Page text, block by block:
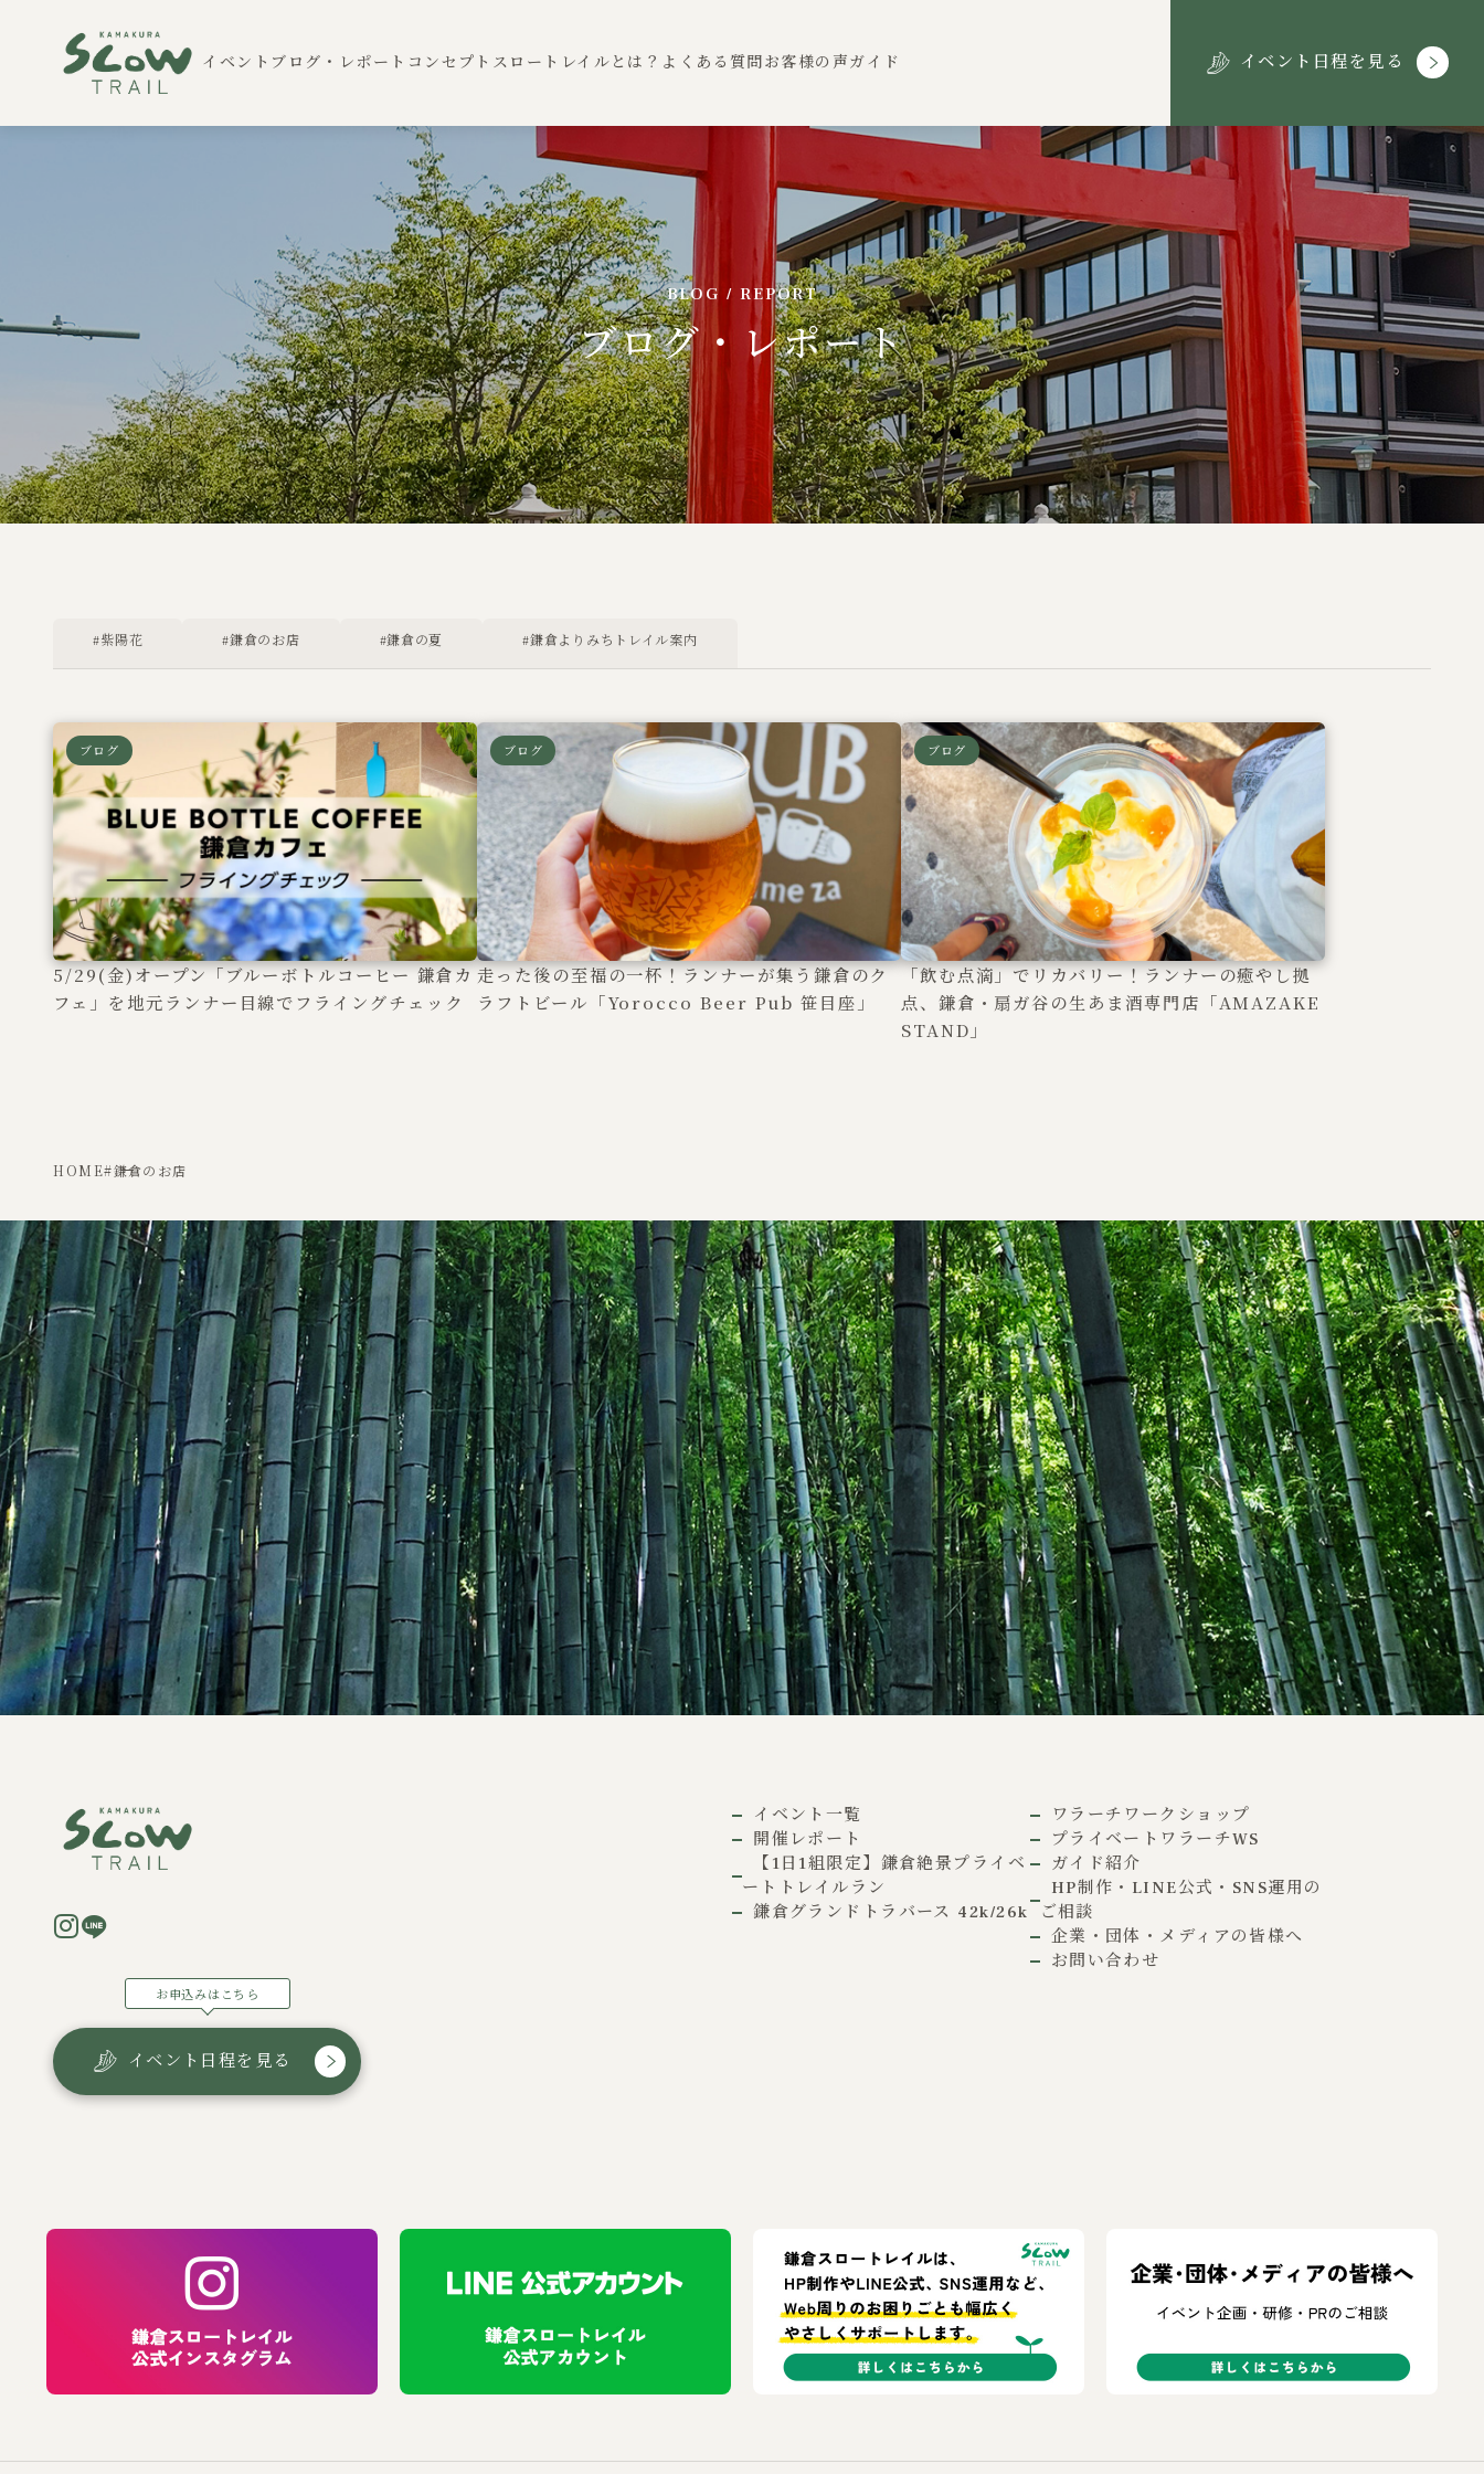
イベント ブログ・レポート コンセプト スロートレイルとは？ よくある質問お客様の声ガイド イベント日程を見る
BLOG / REPORT
ブログ・レポート
#紫陽花 #鎌倉のお店 #鎌倉の夏 #鎌倉よりみちトレイル案内
ブログ
5/29(金)オープン「ブルーボトルコーヒー 鎌倉カ
フェ」を地元ランナー目線でフライングチェック
ブログ
走った後の至福の一杯！ランナーが集う鎌倉のク
ラフトビール「Yorocco Beer Pub 笹目座」
ブログ
「飲む点滴」でリカバリー！ランナーの癒やし拠
点、鎌倉・扇ガ谷の生あま酒専門店「AMAZAKE
STAND」
HOME#鎌倉のお店
お申込みはこちら
イベント日程を見る
イベント一覧
開催レポート
【1日1組限定】鎌倉絶景プライベ
ートトレイルラン
鎌倉グランドトラバース 42k/26k
ワラーチワークショップ
プライベートワラーチWS
ガイド紹介
HP制作・LINE公式・SNS運用の
ご相談
企業・団体・メディアの皆様へ
お問い合わせ